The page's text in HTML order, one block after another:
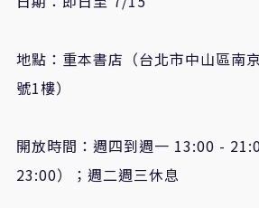
地點：重本書店（台北市中山區南
號1樓）
開放時間：週四到週一 13:00 -
23:00）；週二週三休息